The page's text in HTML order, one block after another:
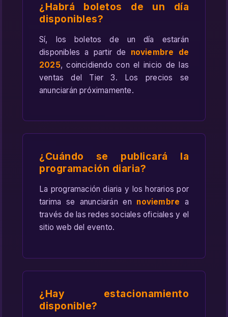
¿Habrá boletos de un día
disponibles?
Sí, los boletos de un día estarán
disponibles a partir de noviembre de
2025, coincidiendo con el inicio de las
ventas del Tier 3. Los precios se
anunciarán próximamente.
¿Cuándo se publicará la
programación diaria?
La programación diaria y los horarios por
tarima se anunciarán en noviembre a
través de las redes sociales oficiales y el
sitio web del evento.
¿Hay estacionamiento
disponible?